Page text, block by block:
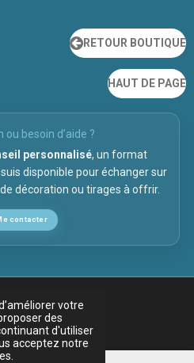
votre
des
d'utiliser
acceptez notre
RETOUR BOUTIQUE
HAUT DE PAGE
ou besoin d’aide ?
personnalisé, un format
disponible pour échanger sur
décoration ou tirages à offrir.
contacter